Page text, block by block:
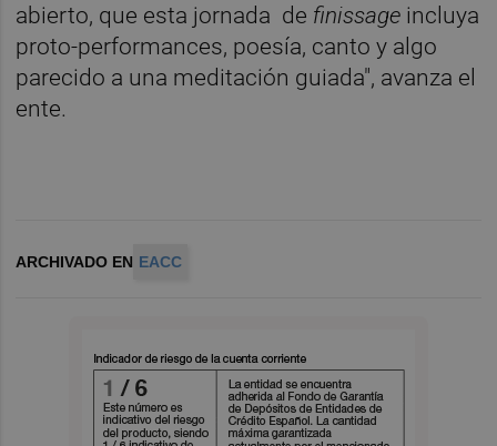
abierto, que esta jornada de finissage incluya
proto-performances, poesía, canto y algo
parecido a una meditación guiada", avanza el
ente.
ARCHIVADO EN EACC